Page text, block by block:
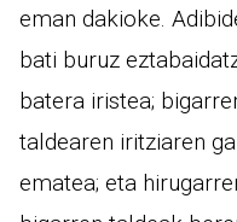
eman dakioke.
bati buruz
batera iristea;
taldearen iritziaren
ematea; eta